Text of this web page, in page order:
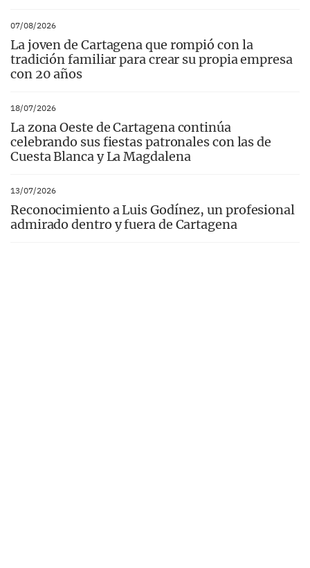
07/08/2026
La joven de Cartagena que rompió con la
tradición familiar para crear su propia empresa
con 20 años
18/07/2026
La zona Oeste de Cartagena continúa
celebrando sus fiestas patronales con las de
Cuesta Blanca y La Magdalena
13/07/2026
Reconocimiento a Luis Godínez, un profesional
admirado dentro y fuera de Cartagena